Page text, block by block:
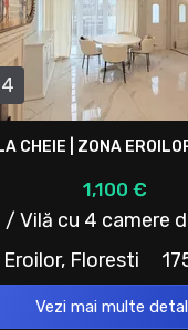
CHEIE | ZONA
1,100 €
/ Vilă cu 4 camere
Eroilor, Floresti
Vezi mai multe